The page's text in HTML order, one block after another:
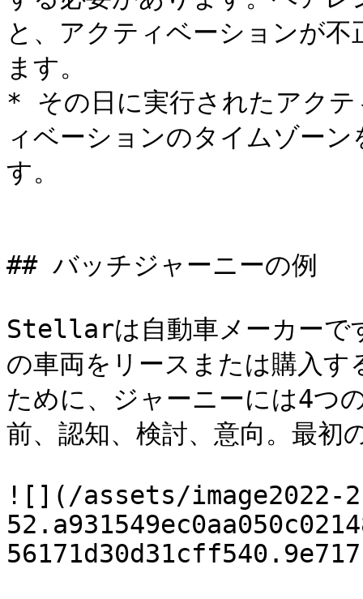
と、アクティベーションが
ます。
* その日に実行されたアクテ
ィベーションのタイムゾー
す。
## バッチジャーニーの例
Stellarは自動車メーカー
の車両をリースまたは購入
ために、ジャーニーには4つ
前、認知、検討、意向。最初
![](/assets/image2022-